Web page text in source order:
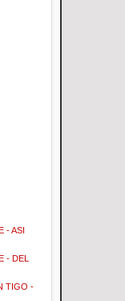
- ASI
- DEL
TIGO -